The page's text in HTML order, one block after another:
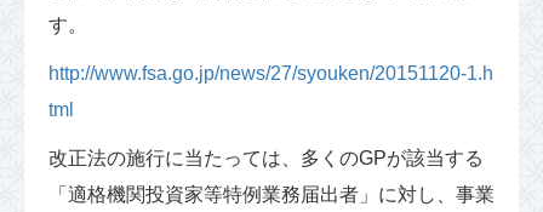
す。
http://www.fsa.go.jp/news/27/syouken/20151120-1.h
tml
改正法の施行に当たっては、多くのGPが該当する
「適格機関投資家等特例業務届出者」に対し、事業